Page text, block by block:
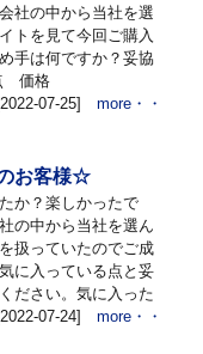
社の中から当社を選
トを見て今回ご購入
手は何ですか？妥協
価格
07-25] more・・
お客様☆
か？楽しかったで
の中から当社を選ん
扱っていたのでご成
に入っている点と妥
ださい。気に入った
07-24] more・・